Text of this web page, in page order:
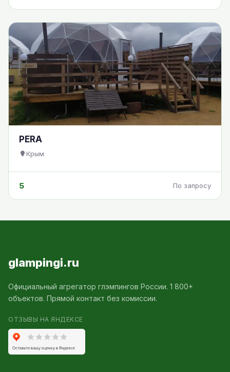
PERA
Крым
5 По запросу
glampingi.ru
Официальный агрегатор глэмпингов России. 1 800+
объектов. Прямой контакт без комиссии.
ОТЗЫВЫ НА ЯНДЕКСЕ